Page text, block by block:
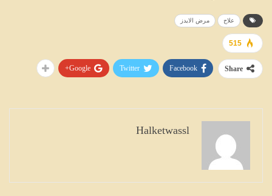
علاج مرض الايدز
515
Share
Facebook
Twitter
Google+
Halketwassl